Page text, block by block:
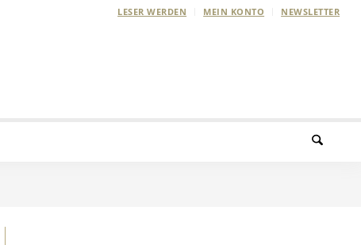
LESER WERDEN MEIN KONTO NEWSLETTER